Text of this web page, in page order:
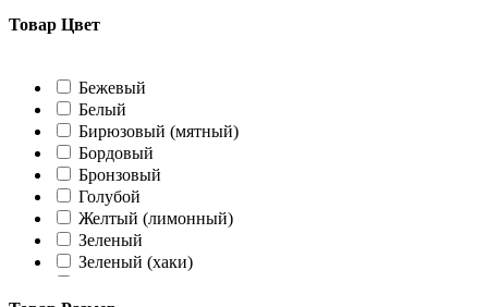
Товар Цвет
Бежевый
Белый
Бирюзовый (мятный)
Бордовый
Бронзовый
Голубой
Желтый (лимонный)
Зеленый
Зеленый (хаки)